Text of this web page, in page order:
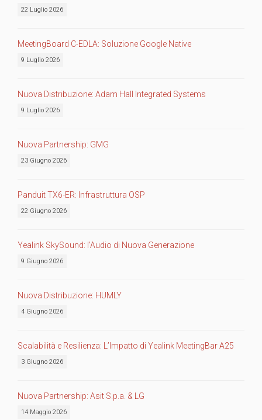
22 Luglio 2026
MeetingBoard C-EDLA: Soluzione Google Native
9 Luglio 2026
Nuova Distribuzione: Adam Hall Integrated Systems
9 Luglio 2026
Nuova Partnership: GMG
23 Giugno 2026
Panduit TX6-ER: Infrastruttura OSP
22 Giugno 2026
Yealink SkySound: l’Audio di Nuova Generazione
9 Giugno 2026
Nuova Distribuzione: HUMLY
4 Giugno 2026
Scalabilità e Resilienza: L’Impatto di Yealink MeetingBar A25
3 Giugno 2026
Nuova Partnership: Asit S.p.a. & LG
14 Maggio 2026